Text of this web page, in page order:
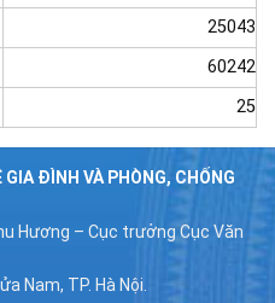
25043
60242
25
ĐÌNH VÀ PHÒNG, CHỐNG
Hương – Cục trưởng Cục Văn
Nam, TP. Hà Nội.